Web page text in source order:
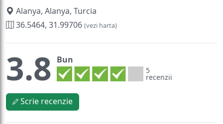
Alanya, Alanya, Turcia
36.5464, 31.99706 (vezi harta)
3.8 Bun
5
recenzii
Scrie recenzie